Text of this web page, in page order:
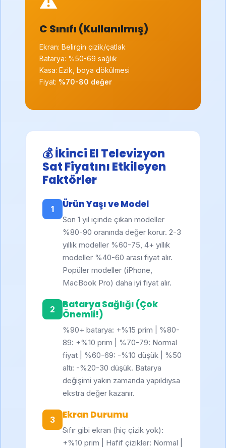
C Sınıfı (Kullanılmış)
Ekran: Belirgin çizik/çatlak
Batarya: %50-69 sağlık
Kasa: Ezik, boya dökülmesi
Fiyat: %70-80 değer
💰 İkinci El Televizyon
Sat Fiyatını Etkileyen
Faktörler
1 Ürün Yaşı ve Model
Son 1 yıl içinde çıkan modeller
%80-90 oranında değer korur. 2-3
yıllık modeller %60-75, 4+ yıllık
modeller %40-60 arası fiyat alır.
Popüler modeller (iPhone,
MacBook Pro) daha iyi fiyat alır.
2
Batarya Sağlığı (Çok
Önemli!)
%90+ batarya: +%15 prim | %80-
89: +%10 prim | %70-79: Normal
fiyat | %60-69: -%10 düşük | %50
altı: -%20-30 düşük. Batarya
değişimi yakın zamanda yapıldıysa
ekstra değer kazanır.
3 Ekran Durumu
Sıfır gibi ekran (hiç çizik yok):
+%10 prim | Hafif çizikler: Normal |